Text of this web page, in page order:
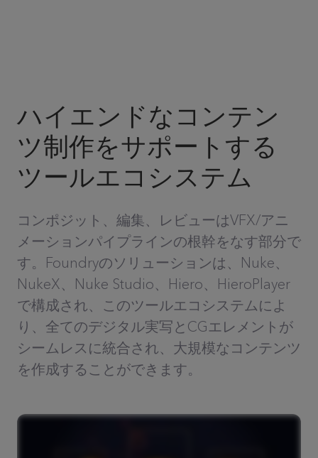
ハイエンドなコンテン
ツ制作をサポートする
ツールエコシステム
コンポジット、編集、レビューはVFX/アニ
メーションパイプラインの根幹をなす部分で
す。Foundryのソリューションは、Nuke、
NukeX、Nuke Studio、Hiero、HieroPlayer
で構成され、このツールエコシステムによ
り、全てのデジタル実写とCGエレメントが
シームレスに統合され、大規模なコンテンツ
を作成することができます。